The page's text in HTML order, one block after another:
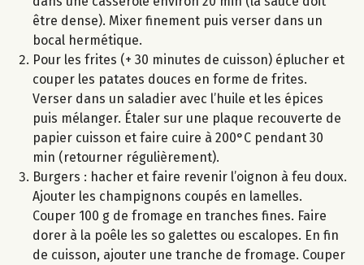
être dense). Mixer finement puis verser dans un
bocal hermétique.
Pour les frites (+ 30 minutes de cuisson) éplucher et
couper les patates douces en forme de frites.
Verser dans un saladier avec l’huile et les épices
puis mélanger. Étaler sur une plaque recouverte de
papier cuisson et faire cuire à 200°C pendant 30
min (retourner régulièrement).
Burgers : hacher et faire revenir l’oignon à feu doux.
Ajouter les champignons coupés en lamelles.
Couper 100 g de fromage en tranches fines. Faire
dorer à la poêle les so galettes ou escalopes. En fin
de cuisson, ajouter une tranche de fromage. Couper